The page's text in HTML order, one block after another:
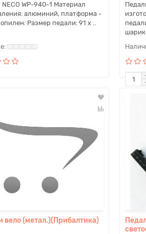
WP-940-1 Материал
алюминий, платформа -
Размер педали: 91 x ..
вело (метал.)(Прибалтика)